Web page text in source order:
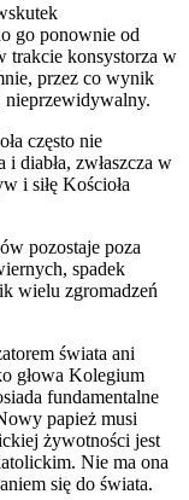
go ponownie od
trakcie konsystorza w
przez co wynik
nieprzewidywalny.
często nie
i diabła, zwłaszcza w
i siłę Kościoła
pozostaje poza
spadek
wielu zgromadzeń
świata ani
głowa Kolegium
fundamentalne
papież musi
żywotności jest
Nie ma ona
się do świata.